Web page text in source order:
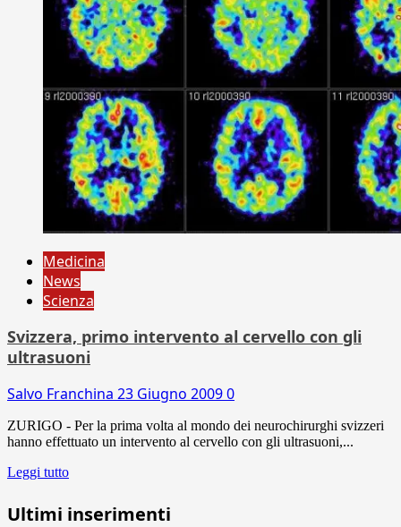
Medicina
News
Scienza
Svizzera, primo intervento al cervello con gli
ultrasuoni
Salvo Franchina 23 Giugno 20090
ZURIGO - Per la prima volta al mondo dei neurochirurghi svizzeri
hanno effettuato un intervento al cervello con gli ultrasuoni,...
Leggi tutto
Ultimi inserimenti